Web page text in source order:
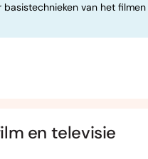
van het filmen
en televisie